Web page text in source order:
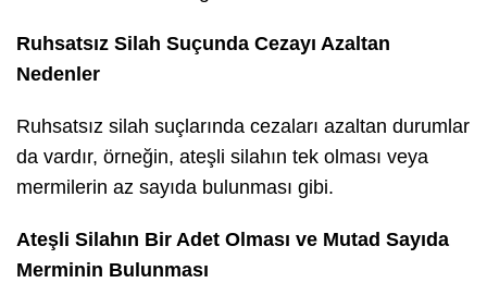
Ruhsatsız Silah Suçunda Cezayı Azaltan
Nedenler
Ruhsatsız silah suçlarında cezaları azaltan durumlar
da vardır, örneğin, ateşli silahın tek olması veya
mermilerin az sayıda bulunması gibi.
Ateşli Silahın Bir Adet Olması ve Mutad Sayıda
Merminin Bulunması